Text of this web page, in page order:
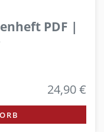
PDF |
24,90 €